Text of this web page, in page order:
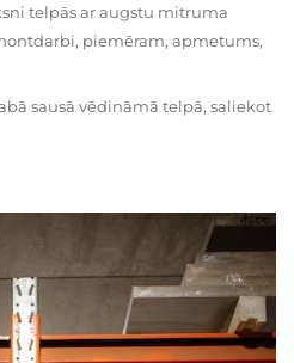
telpās ar augstu mitruma
piemēram, apmetums,
sausā vēdināmā telpā, saliekot